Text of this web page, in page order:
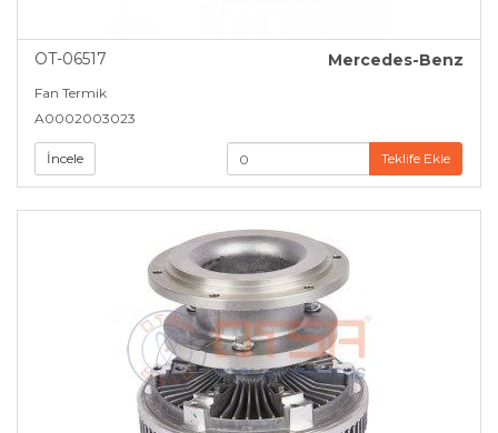
OT-06517 Mercedes-Benz
Fan Termik
A0002003023
İncele Teklife Ekle